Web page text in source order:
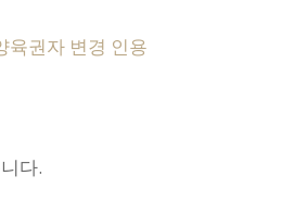
육권자 변경 인용
다.